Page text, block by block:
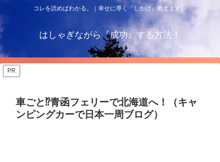
コレを読めばわかる。｜幸せに導く『しかけ』教えます。
はしゃぎながら『成功』する方法！
PR
車ごと⁉︎青函フェリーで北海道へ！（キャ
ンピングカーで日本一周ブログ）